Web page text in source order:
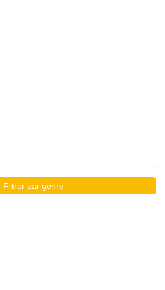
Filtrer par genre